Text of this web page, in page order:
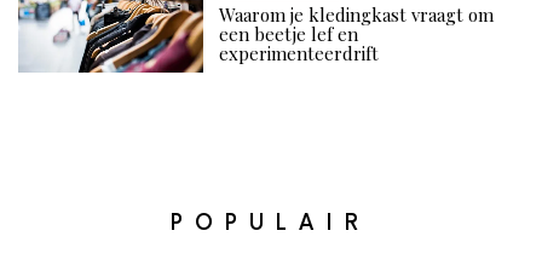
Waarom je kledingkast vraagt om
een beetje lef en
experimenteerdrift
POPULAIR